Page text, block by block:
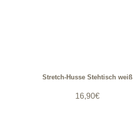
Stretch-Husse Stehtisch weiß
16,90€